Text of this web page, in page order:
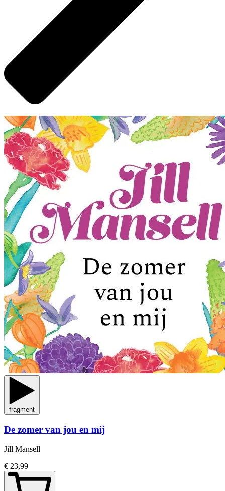
fragment
De zomer van jou en mij
Jill Mansell
€ 23,99